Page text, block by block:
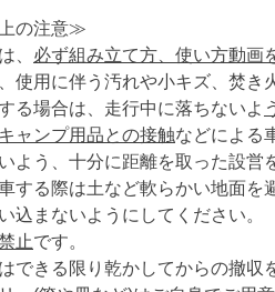
の注意≫
、 必ず組み立て方、使い方動画
使用に伴う汚れや小キズ、焚き
る場合は、走行中に落ちないよ
キャンプ用品との接触などによる
よう、十分に距離を取った設営
する際は土など軟らかい地面を
込まないようにしてください。
止です。
できる限り乾かしてからの撤収